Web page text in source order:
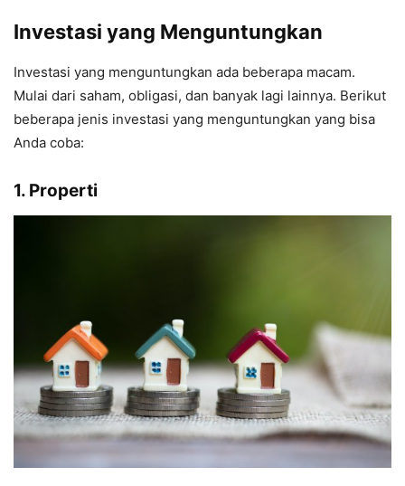
Investasi yang Menguntungkan
Investasi yang menguntungkan ada beberapa macam.
Mulai dari saham, obligasi, dan banyak lagi lainnya. Berikut
beberapa jenis investasi yang menguntungkan yang bisa
Anda coba:
1. Properti